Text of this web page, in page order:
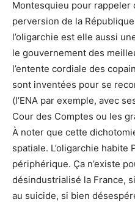
Montesquieu pour rappeler
perversion de la
l’oligarchie est elle aussi
le gouvernement des
l’entente cordiale des
sont inventées pour se
(l’ENA par exemple, avec
Cour des Comptes ou les
À noter que cette
spatiale. L’oligarchie habite
périphérique. Ça n’existe
désindustrialisé la France,
au suicide, si bien